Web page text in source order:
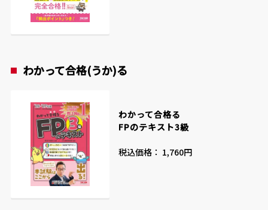
わかって合格(うか)る
わかって合格る
FPのテキスト3級
税込価格： 1,760円